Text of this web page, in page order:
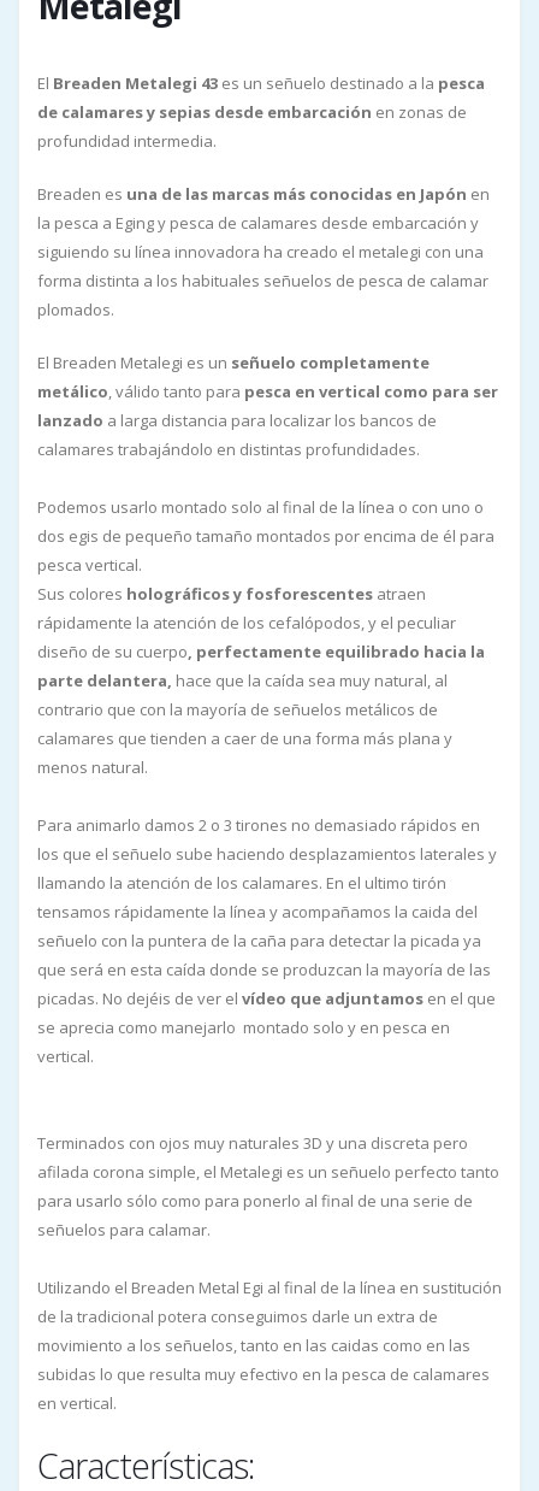
El Breaden Metalegi 43 es un señuelo destinado a la pesca
de calamares y sepias desde embarcación en zonas de
profundidad intermedia.
Breaden es una de las marcas más conocidas en Japón en
la pesca a Eging y pesca de calamares desde embarcación y
siguiendo su línea innovadora ha creado el metalegi con una
forma distinta a los habituales señuelos de pesca de calamar
plomados.
El Breaden Metalegi es un señuelo completamente
metálico, válido tanto para pesca en vertical como para ser
lanzado a larga distancia para localizar los bancos de
calamares trabajándolo en distintas profundidades.
Podemos usarlo montado solo al final de la línea o con uno o
dos egis de pequeño tamaño montados por encima de él para
pesca vertical.
Sus colores holográficos y fosforescentes atraen
rápidamente la atención de los cefalópodos, y el peculiar
diseño de su cuerpo, perfectamente equilibrado hacia la
parte delantera, hace que la caída sea muy natural, al
contrario que con la mayoría de señuelos metálicos de
calamares que tienden a caer de una forma más plana y
menos natural.
Para animarlo damos 2 o 3 tirones no demasiado rápidos en
los que el señuelo sube haciendo desplazamientos laterales y
llamando la atención de los calamares. En el ultimo tirón
tensamos rápidamente la línea y acompañamos la caida del
señuelo con la puntera de la caña para detectar la picada ya
que será en esta caída donde se produzcan la mayoría de las
picadas. No dejéis de ver el vídeo que adjuntamos en el que
se aprecia como manejarlo montado solo y en pesca en
vertical.
Terminados con ojos muy naturales 3D y una discreta pero
afilada corona simple, el Metalegi es un señuelo perfecto tanto
para usarlo sólo como para ponerlo al final de una serie de
señuelos para calamar.
Utilizando el Breaden Metal Egi al final de la línea en sustitución
de la tradicional potera conseguimos darle un extra de
movimiento a los señuelos, tanto en las caidas como en las
subidas lo que resulta muy efectivo en la pesca de calamares
en vertical.
Características: